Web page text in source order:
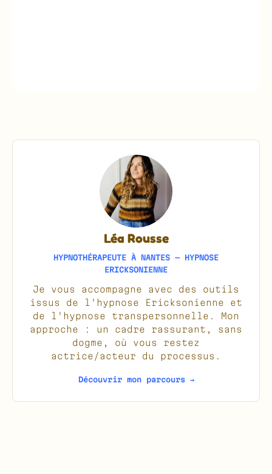
Léa Rousse
HYPNOTHÉRAPEUTE À NANTES — HYPNOSE
ERICKSONIENNE
Je vous accompagne avec des outils
issus de l'hypnose Ericksonienne et
de l'hypnose transpersonnelle. Mon
approche : un cadre rassurant, sans
dogme, où vous restez
actrice/acteur du processus.
Découvrir mon parcours →